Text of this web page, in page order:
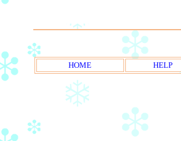
HOME HELP